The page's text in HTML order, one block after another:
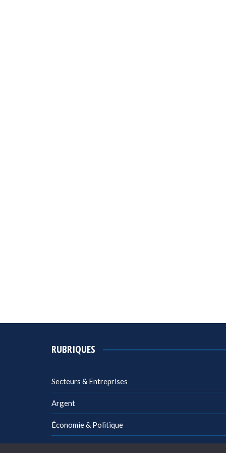
RUBRIQUES
Secteurs & Entreprises
Argent
Économie & Politique
Management